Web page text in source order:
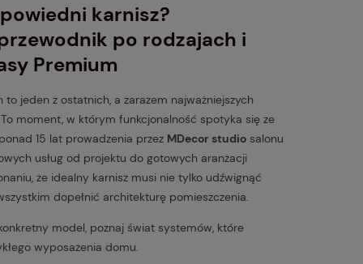
karnisz?
po rodzajach i
Premium
jeden z ostatnich, a zarazem najważniejszych
moment, w którym funkcjonalność spotyka się ze
15 lat prowadzenia przez MDecor studio salonu
usług od projektu do gotowych aranżacji
że idealny karnisz musi nie tylko udźwignąć
dopełnić architekturę pomieszczenia.
model, poznaj świat systemów, które
wyposażenia domu.